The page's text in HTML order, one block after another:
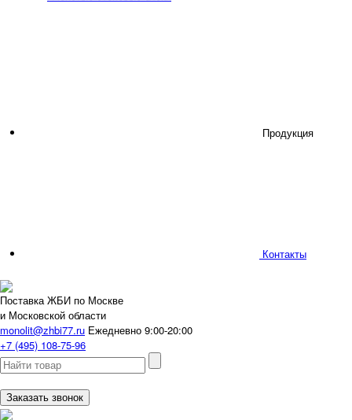
Продукция
Контакты
Поставка ЖБИ по Москве
и Московской области
monolit@zhbi77.ru Ежедневно 9:00-20:00
+7 (495) 108-75-96
Заказать звонок